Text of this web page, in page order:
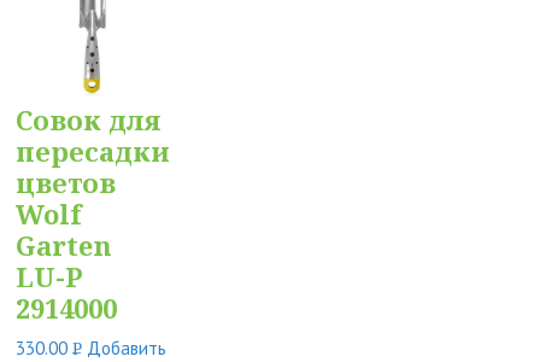
Cовок для
пересадки
цветов
Wolf
Garten
LU-P
2914000
330.00Р Добавить